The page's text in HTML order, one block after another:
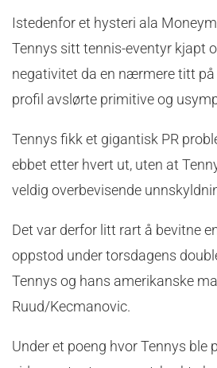
Istedenfor et hysteri ala
Tennys sitt tennis-eventyr kjapt
negativitet da en nærmere titt
profil avslørte primitive og
Tennys fikk et gigantisk PR
ebbet etter hvert ut, uten at
veldig overbevisende
Det var derfor litt rart å bevitne
oppstod under torsdagens
Tennys og hans amerikanske
Ruud/Kecmanovic.
Under et poeng hvor Tennys ble